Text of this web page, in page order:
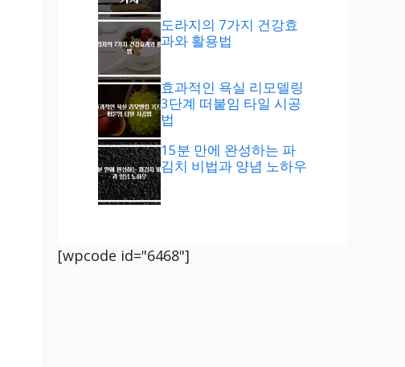
도라지의 7가지 건강효
과와 활용법
효과적인 욕실 리모델링
3단계 떠붙임 타일 시공
법
15분 만에 완성하는 파
김치 비법과 양념 노하우
[wpcode id="6468"]